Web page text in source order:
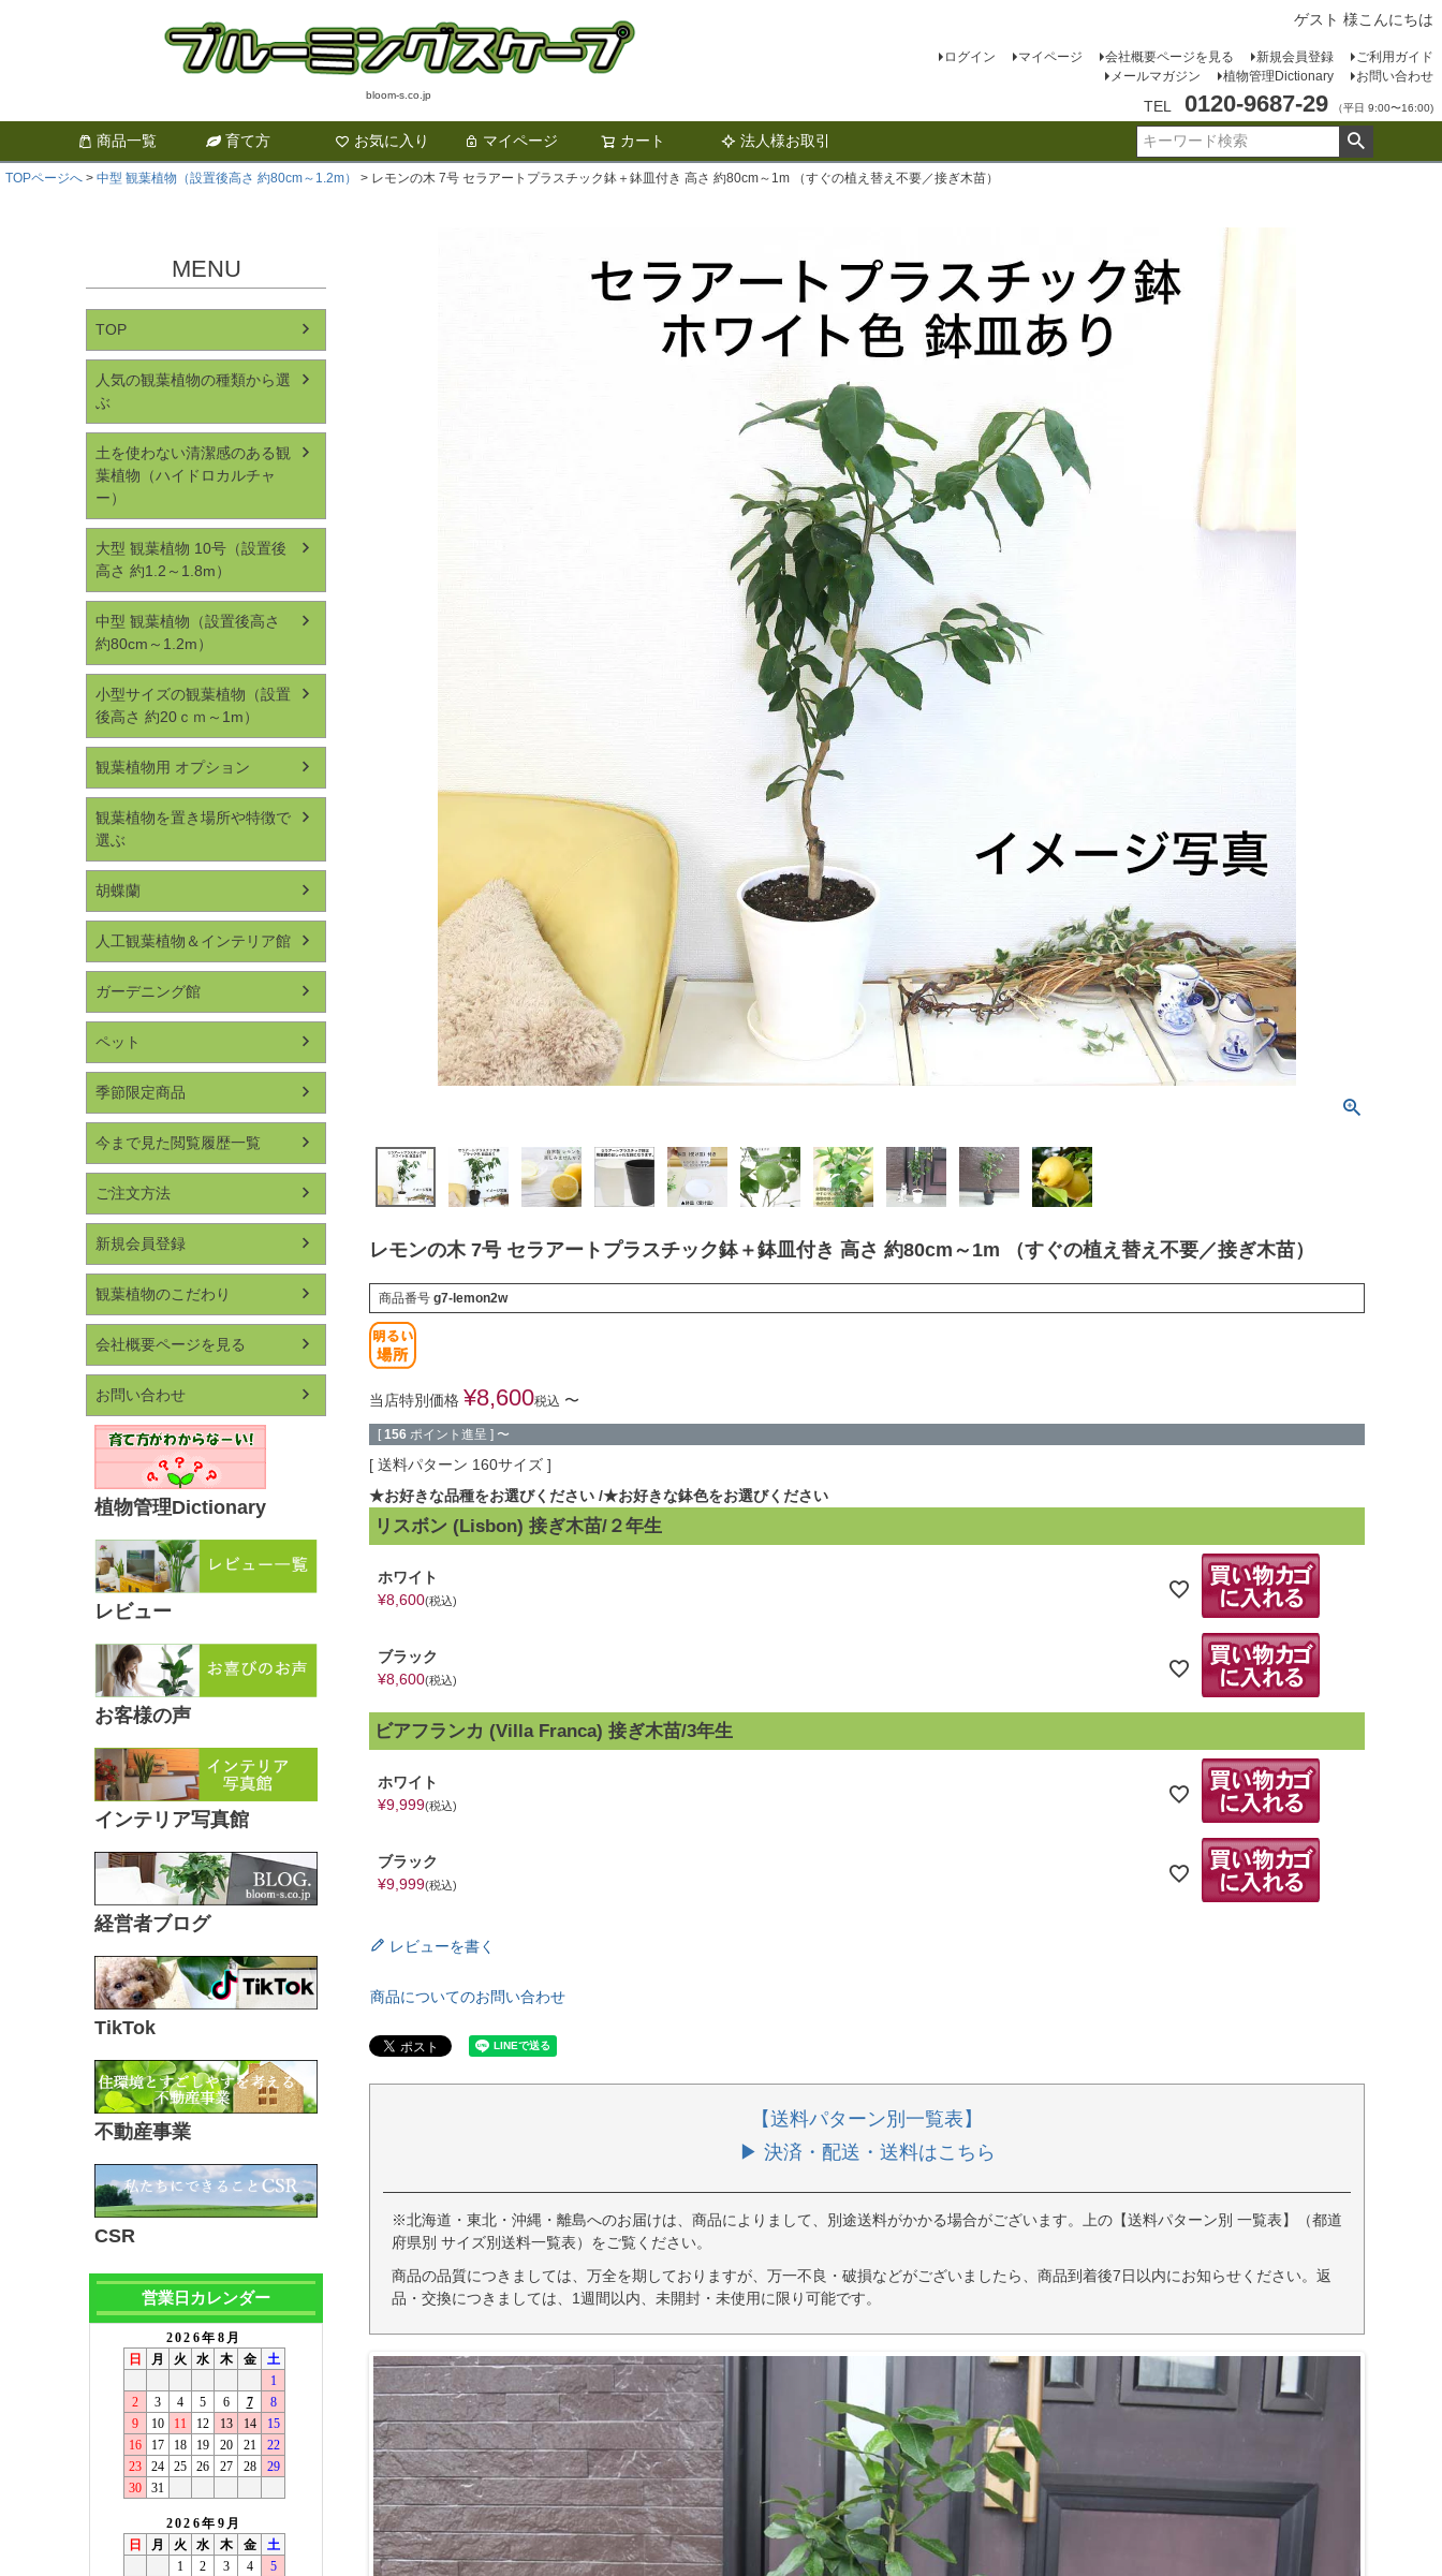
bloom-s.co.jp
ゲスト 様こんにちは
ログイン マイページ 会社概要ページを見る 新規会員登録
ご利用ガイド
メールマガジン
植物管理Dictionary お問い合わせ
TEL 0120-9687-29 （平日 9:00〜16:00)
商品一覧 育て方 お気に入り マイページ カート 法人様お取引
検索
TOPページへ 中型 観葉植物（設置後高さ 約80cm～1.2m） レモンの木 7号 セラアートプラスチック鉢＋鉢皿付き 高さ 約80cm～1m （すぐの植え替え不要／接ぎ木苗）
MENU
TOP
人気の観葉植物の種類から選
ぶ
土を使わない清潔感のある観
葉植物（ハイドロカルチャ
ー）
大型 観葉植物 10号（設置後
高さ 約1.2～1.8m）
中型 観葉植物（設置後高さ
約80cm～1.2m）
小型サイズの観葉植物（設置
後高さ 約20ｃｍ～1m）
観葉植物用 オプション
観葉植物を置き場所や特徴で
選ぶ
胡蝶蘭
人工観葉植物＆インテリア館
ガーデニング館
ペット
季節限定商品
今まで見た閲覧履歴一覧
ご注文方法
新規会員登録
観葉植物のこだわり
会社概要ページを見る
お問い合わせ
植物管理Dictionary
レビュー
お客様の声
インテリア写真館
経営者ブログ
TikTok
不動産事業
CSR
営業日カレンダー
レモンの木 7号 セラアートプラスチック鉢＋鉢皿付き 高さ 約80cm～1m （すぐの植え替え不要／接ぎ木苗）
商品番号 g7-lemon2w
当店特別価格 ¥8,600税込 〜
[ 156 ポイント進呈 ] 〜
送料パターン 160サイズ
★お好きな品種をお選びください ★お好きな鉢色をお選びください
リスボン (Lisbon) 接ぎ木苗/２年生
ホワイト
¥8,600 税込
ブラック
¥8,600 税込
ビアフランカ (Villa Franca) 接ぎ木苗/3年生
ホワイト
¥9,999 税込
ブラック
¥9,999 税込
レビューを書く
商品についてのお問い合わせ
【送料パターン別一覧表】
▶ 決済・配送・送料はこちら
※北海道・東北・沖縄・離島へのお届けは、商品によりまして、別途送料がかかる場合がございます。上の【送料パターン別 一覧表】（都道
府県別 サイズ別送料一覧表）をご覧ください。
商品の品質につきましては、万全を期しておりますが、万一不良・破損などがございましたら、商品到着後7日以内にお知らせください。返
品・交換につきましては、1週間以内、未開封・未使用に限り可能です。